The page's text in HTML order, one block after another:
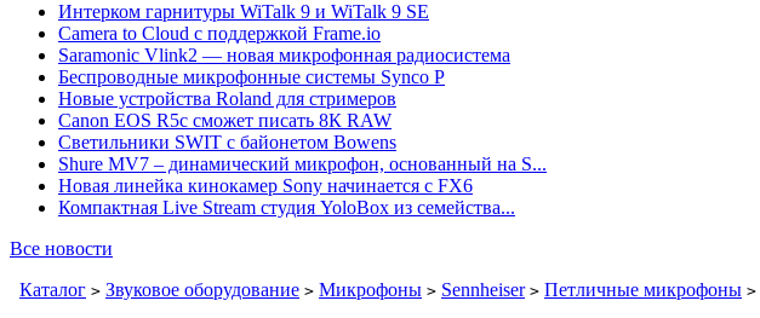
Интерком гарнитуры WiTalk 9 и WiTalk 9 SE
Camera to Cloud с поддержкой Frame.io
Saramonic Vlink2 — новая микрофонная радиосистема
Беспроводные микрофонные системы Synco P
Новые устройства Roland для стримеров
Canon EOS R5c сможет писать 8К RAW
Светильники SWIT с байонетом Bowens
Shure MV7 – динамический микрофон, основанный на S...
Новая линейка кинокамер Sony начинается с FX6
Компактная Live Stream студия YoloBox из семейства...
Все новости
Каталог > Звуковое оборудование > Микрофоны > Sennheiser > Петличные микрофоны >